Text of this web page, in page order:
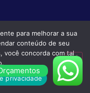
em Galões
empresas
para melhorar a sua
conteúdo de seu
você concorda com tal
privacidade